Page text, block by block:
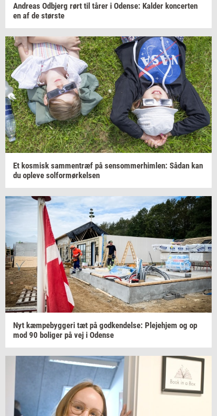
An­dreas Od­b­jerg rørt til tårer i Oden­se: Kal­der kon­cer­ten
en af de stør­ste
Et kos­misk sam­men­træf på sen­som­mer­him­len: Sådan kan
du op­le­ve sol­for­mør­kel­sen
Nyt kæm­pe­byg­ge­ri tæt på god­ken­del­se: Ple­je­hjem og op
mod 90 bo­li­ger på vej i Oden­se